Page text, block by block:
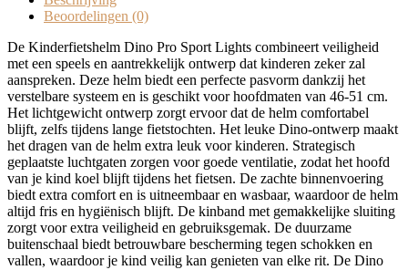
Beoordelingen (0)
De Kinderfietshelm Dino Pro Sport Lights combineert veiligheid
met een speels en aantrekkelijk ontwerp dat kinderen zeker zal
aanspreken. Deze helm biedt een perfecte pasvorm dankzij het
verstelbare systeem en is geschikt voor hoofdmaten van 46-51 cm.
Het lichtgewicht ontwerp zorgt ervoor dat de helm comfortabel
blijft, zelfs tijdens lange fietstochten. Het leuke Dino-ontwerp maakt
het dragen van de helm extra leuk voor kinderen. Strategisch
geplaatste luchtgaten zorgen voor goede ventilatie, zodat het hoofd
van je kind koel blijft tijdens het fietsen. De zachte binnenvoering
biedt extra comfort en is uitneembaar en wasbaar, waardoor de helm
altijd fris en hygiënisch blijft. De kinband met gemakkelijke sluiting
zorgt voor extra veiligheid en gebruiksgemak. De duurzame
buitenschaal biedt betrouwbare bescherming tegen schokken en
vallen, waardoor je kind veilig kan genieten van elke rit. De Dino